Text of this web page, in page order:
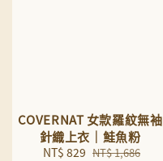
COVERNAT 女款羅紋無袖
針織上衣｜鮭魚粉
Sale
NT$ 829 Regular
NT$ 1,686